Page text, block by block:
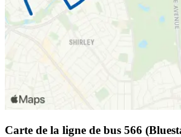
Carte de la ligne de bus 566